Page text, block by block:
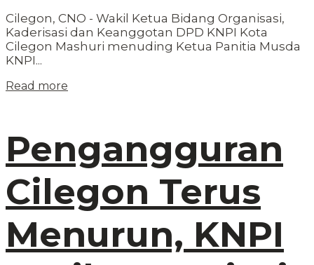
Cilegon, CNO - Wakil Ketua Bidang Organisasi,
Kaderisasi dan Keanggotan DPD KNPI Kota
Cilegon Mashuri menuding Ketua Panitia Musda
KNPI...
Read more
Pengangguran
Cilegon Terus
Menurun, KNPI